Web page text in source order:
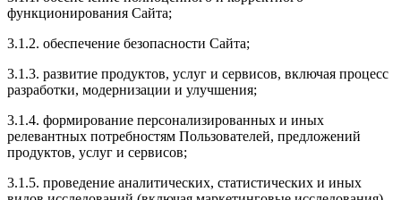
функционирования Сайта;
3.1.2. обеспечение безопасности Сайта;
3.1.3. развитие продуктов, услуг и сервисов, включая процесс
разработки, модернизации и улучшения;
3.1.4. формирование персонализированных и иных
релевантных потребностям Пользователей, предложений
продуктов, услуг и сервисов;
3.1.5. проведение аналитических, статистических и иных